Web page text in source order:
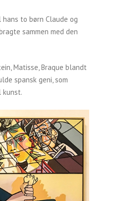
to børn Claude og
sammen med den
Matisse, Braque blandt
spansk geni, som
kunst.